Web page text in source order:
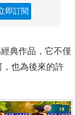
即訂閱
典作品，它不僅
也為後來的許